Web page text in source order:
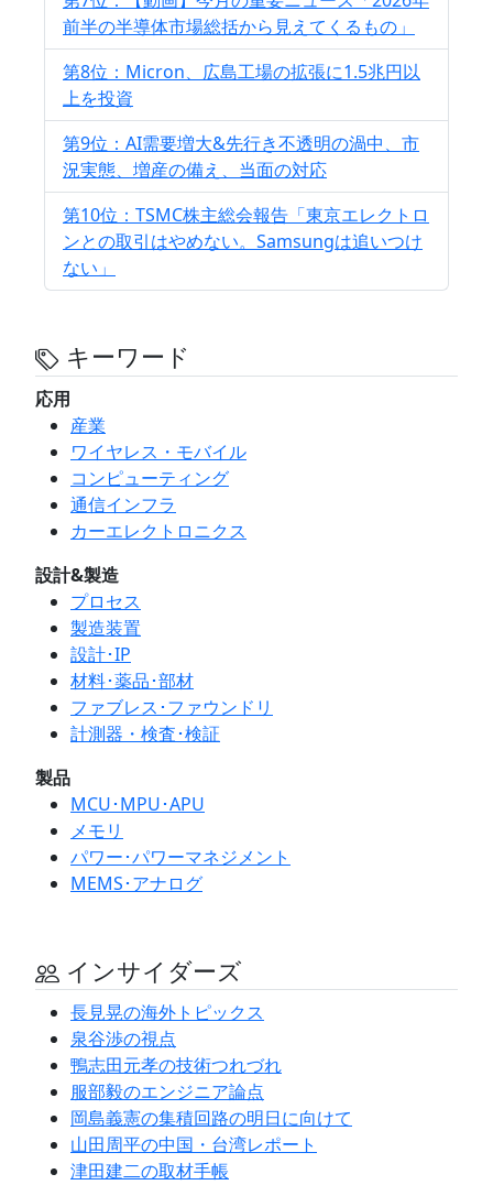
前半の半導体市場総括から見えてくるもの」
第8位：Micron、広島工場の拡張に1.5兆円以
上を投資
第9位：AI需要増大&先行き不透明の渦中、市
況実態、増産の備え、当面の対応
第10位：TSMC株主総会報告「東京エレクトロ
ンとの取引はやめない。Samsungは追いつけ
ない」
キーワード
応用
産業
ワイヤレス・モバイル
コンピューティング
通信インフラ
カーエレクトロニクス
設計&製造
プロセス
製造装置
設計･IP
材料･薬品･部材
ファブレス･ファウンドリ
計測器・検査･検証
製品
MCU･MPU･APU
メモリ
パワー･パワーマネジメント
MEMS･アナログ
インサイダーズ
長見晃の海外トピックス
泉谷渉の視点
鴨志田元孝の技術つれづれ
服部毅のエンジニア論点
岡島義憲の集積回路の明日に向けて
山田周平の中国・台湾レポート
津田建二の取材手帳